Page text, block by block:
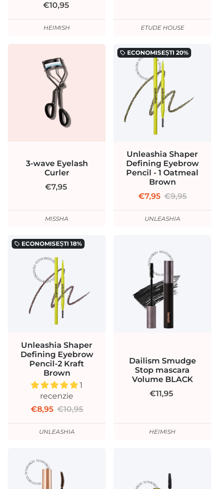
€10,95
HEIMISH ETUDE HOUSE
3-wave Eyelash
Curler
€7,95
MISSHA
local_offer ECONOMISEȘTI 20%
Unleashia Shaper
Defining Eyebrow
Pencil - 1 Oatmeal
Brown
€7,95 €9,95
UNLEASHIA
local_offer ECONOMISEȘTI 18%
Unleashia Shaper
Defining Eyebrow
Pencil-2 Kraft
Brown
1
recenzie
€8,95 €10,95
UNLEASHIA
Dailism Smudge
Stop mascara
Volume BLACK
€11,95
HEIMISH